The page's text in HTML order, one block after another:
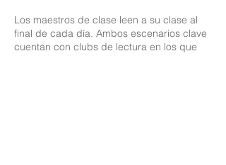
Los maestros de clase leen a su clase al
final de cada día. Ambos escenarios clave
cuentan con clubs de lectura en los que